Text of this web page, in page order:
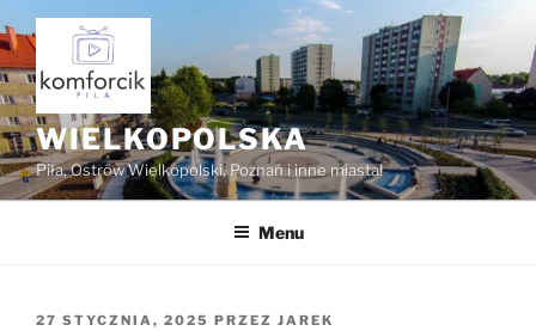
Przejdź
do
treści
WIELKOPOLSKA
Piła, Ostrów Wielkopolski, Poznań i inne miasta!
Menu
OPUBLIKOWANE
27 STYCZNIA, 2025 PRZEZ JAREK